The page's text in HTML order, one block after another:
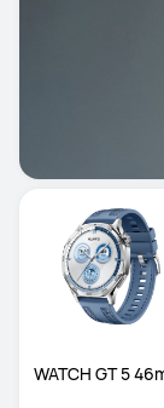
WATCH GT 5